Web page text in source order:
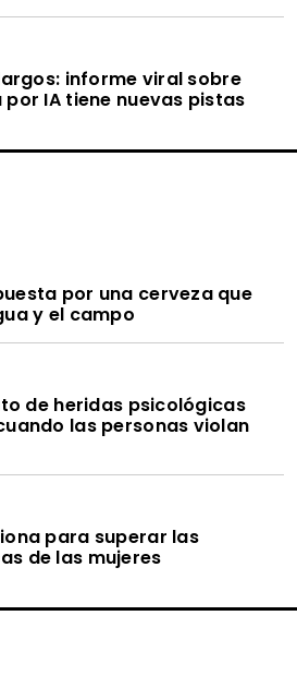
informe viral sobre
IA tiene nuevas pistas
por una cerveza que
y el campo
de heridas psicológicas
las personas violan
para superar las
de las mujeres